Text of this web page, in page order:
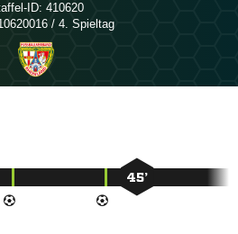
ID: 410620
/ 4. Spieltag
45’